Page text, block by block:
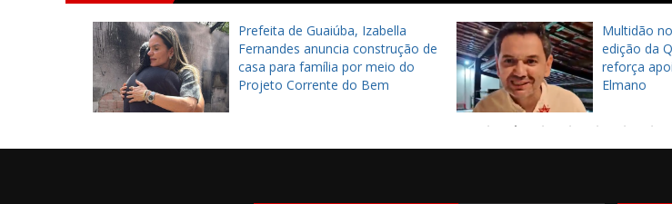
Prefeita de Guaiúba, Izabella
Fernandes anuncia construção de
casa para família por meio do
Projeto Corrente do Bem
Multidão no
edição da
reforça apoio
Elmano